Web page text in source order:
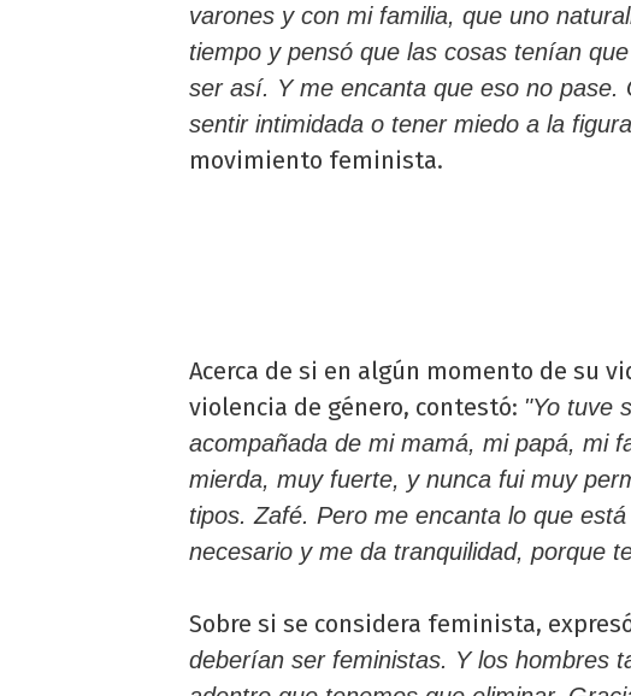
varones y con mi familia, que uno
tiempo y pensó que las cosas tenían
ser así. Y me encanta que eso no pase.
sentir intimidada o tener miedo a la
movimiento feminista.
Acerca de si en algún momento de su
violencia de género, contestó: "Yo tuve
acompañada de mi mamá, mi papá, mi
mierda, muy fuerte, y nunca fui muy
tipos. Zafé. Pero me encanta lo que
necesario y me da tranquilidad, porque
Sobre si se considera feminista,
deberían ser feministas. Y los hombres